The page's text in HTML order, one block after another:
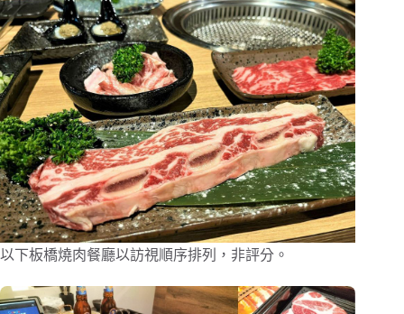
以下板橋燒肉餐廳以訪視順序排列，非評分。